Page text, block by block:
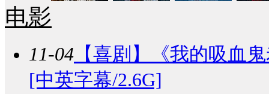
电影
11-04 【喜剧】
《我的吸血
[中英字幕/2.6G]